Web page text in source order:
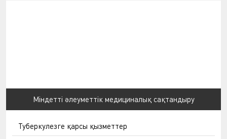
Міндетті әлеуметтік медициналық сақтандыру
Туберкулезге қарсы қызметтер